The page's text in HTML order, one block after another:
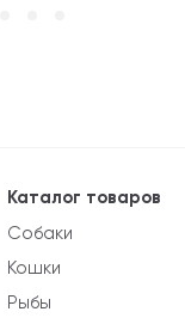
Каталог товаров
Собаки
Кошки
Рыбы